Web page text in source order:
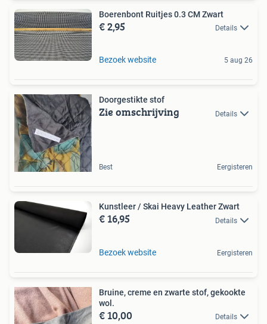
Boerenbont Ruitjes 0.3 CM Zwart
€ 2,95 Details
Bezoek website 5 aug 26
Doorgestikte stof
Zie omschrijving Details
Best Eergisteren
Kunstleer / Skai Heavy Leather Zwart
€ 16,95 Details
Bezoek website Eergisteren
Bruine, creme en zwarte stof, gekookte
wol.
€ 10,00 Details